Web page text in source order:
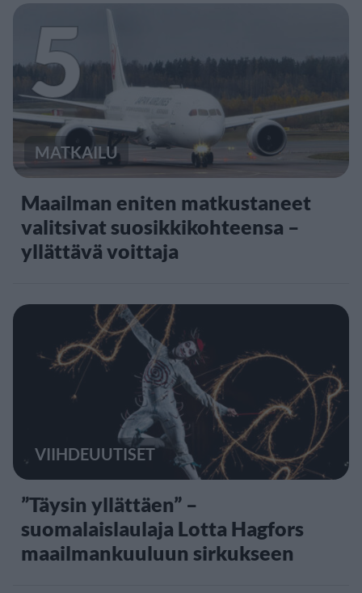
5
MATKAILU
Maailman eniten matkustaneet
valitsivat suosikkikohteensa –
yllättävä voittaja
VIIHDEUUTISET
”Täysin yllättäen” –
suomalaislaulaja Lotta Hagfors
maailmankuuluun sirkukseen